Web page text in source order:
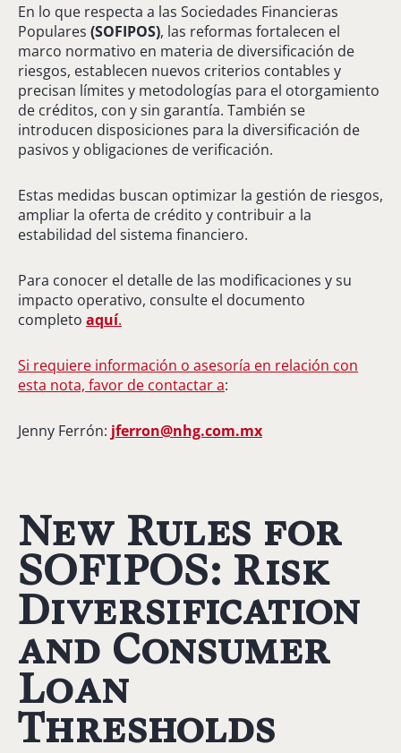
En lo que respecta a las Sociedades Financieras
Populares (SOFIPOS), las reformas fortalecen el
marco normativo en materia de diversificación de
riesgos, establecen nuevos criterios contables y
precisan límites y metodologías para el otorgamiento
de créditos, con y sin garantía. También se
introducen disposiciones para la diversificación de
pasivos y obligaciones de verificación.
Estas medidas buscan optimizar la gestión de riesgos,
ampliar la oferta de crédito y contribuir a la
estabilidad del sistema financiero.
Para conocer el detalle de las modificaciones y su
impacto operativo, consulte el documento
completo aquí.
Si requiere información o asesoría en relación con
esta nota, favor de contactar a:
Jenny Ferrón: jferron@nhg.com.mx
New Rules for
SOFIPOS: Risk
Diversification
and Consumer
Loan
Thresholds